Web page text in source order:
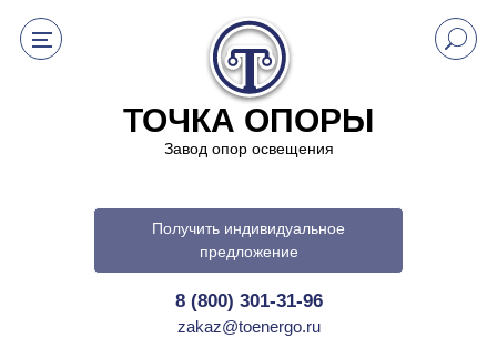
ТОЧКА ОПОРЫ
Завод опор освещения
Получить индивидуальное
предложение
8 (800) 301-31-96
zakaz@toenergo.ru